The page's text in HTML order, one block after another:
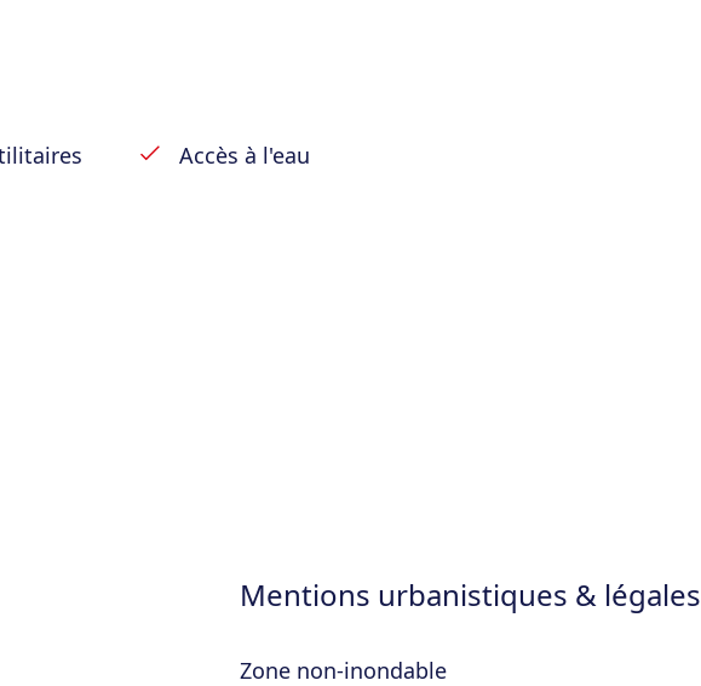
Accès à l'eau
Mentions urbanistiques & légales
Zone non-inondable